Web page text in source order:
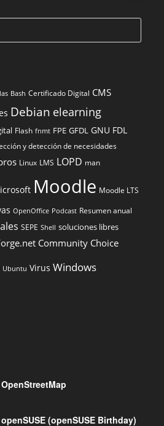
Bash Certificado Digital CMS
Debian elearning
Flash fnmt FPE GFDL GNU FDL
y detección de necesidades
Linux LMS LOPD man
Moodle Moodle LTS
OpenOffice Podcast Resumen anual
SEPE Shell soluciones libres
Community Choice
Ubuntu Virus Windows
(openSUSE Birthday)